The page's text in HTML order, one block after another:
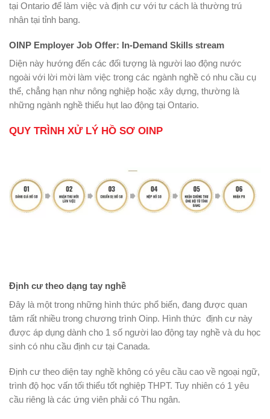
tại Ontario để làm việc và định cư với tư cách là thường trú
nhân tại tỉnh bang.
OINP Employer Job Offer: In-Demand Skills stream
Diện này hướng đến các đối tượng là người lao động nước
ngoài với lời mời làm việc trong các ngành nghề có nhu cầu cụ
thể, chẳng hạn như nông nghiệp hoặc xây dựng, thường là
những ngành nghề thiếu hụt lao động tại Ontario.
QUY TRÌNH XỬ LÝ HỒ SƠ OINP
Định cư theo dạng tay nghề
Đây là một trong những hình thức phổ biến, đang được quan
tâm rất nhiều trong chương trình Oinp. Hình thức định cư này
được áp dụng dành cho 1 số người lao động tay nghề và du học
sinh có nhu cầu định cư tại Canada.
Định cư theo diện tay nghề không có yêu cầu cao về ngoại ngữ,
trình độ học vấn tối thiểu tốt nghiệp THPT. Tuy nhiên có 1 yêu
cầu riêng là các ứng viên phải có Thu ngân.